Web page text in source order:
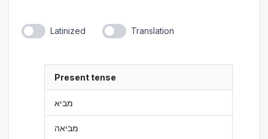
Latinized Translation
Present tense
מביא
מביאה